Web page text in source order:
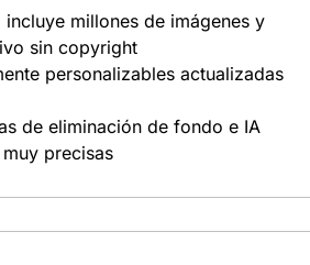
incluye millones de imágenes y
sin copyright
personalizables actualizadas
de eliminación de fondo e IA
precisas